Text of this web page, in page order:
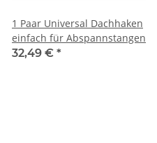
1 Paar Universal Dachhaken
einfach für Abspannstangen
32,49 € *